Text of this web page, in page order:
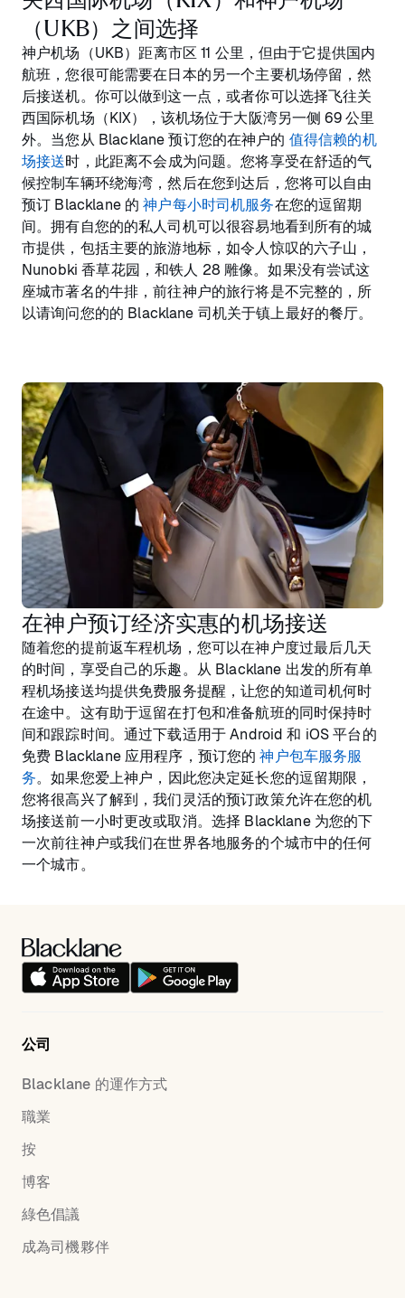
（UKB）之间选择
神户机场（UKB）距离市区 11 公里，但由于它提供国内
航班，您很可能需要在日本的另一个主要机场停留，然
后接送机。你可以做到这一点，或者你可以选择飞往关
西国际机场（KIX），该机场位于大阪湾另一侧 69 公里
外。当您从 Blacklane 预订您的在神户的 值得信赖的机
场接送时，此距离不会成为问题。您将享受在舒适的气
候控制车辆环绕海湾，然后在您到达后，您将可以自由
预订 Blacklane 的神户每小时司机服务在您的逗留期
间。拥有自您的的私人司机可以很容易地看到所有的城
市提供，包括主要的旅游地标，如令人惊叹的六子山，
Nunobki 香草花园，和铁人 28 雕像。如果没有尝试这
座城市著名的牛排，前往神户的旅行将是不完整的，所
以请询问您的的 Blacklane 司机关于镇上最好的餐厅。
在神户预订经济实惠的机场接送
随着您的提前返车程机场，您可以在神户度过最后几天
的时间，享受自己的乐趣。从 Blacklane 出发的所有单
程机场接送均提供免费服务提醒，让您的知道司机何时
在途中。这有助于逗留在打包和准备航班的同时保持时
间和跟踪时间。通过下载适用于 Android 和 iOS 平台的
免费 Blacklane 应用程序，预订您的神户包车服务服
务。如果您爱上神户，因此您决定延长您的逗留期限，
您将很高兴了解到，我们灵活的预订政策允许在您的机
场接送前一小时更改或取消。选择 Blacklane 为您的下
一次前往神户或我们在世界各地服务的个城市中的任何
一个城市。
公司
Blacklane 的運作方式
職業
按
博客
綠色倡議
成為司機夥伴